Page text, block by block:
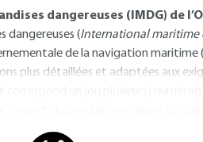
dangereuses (IMDG) de
dangereuses (International maritime
de la navigation maritime
plus détaillées et adaptées aux